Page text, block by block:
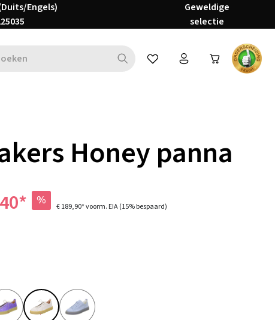
Engels)
Geweldige
selectie
Je hebt 0 items op je
Honey panna
% € 189,90*voorm. EIA(15% bespaard)